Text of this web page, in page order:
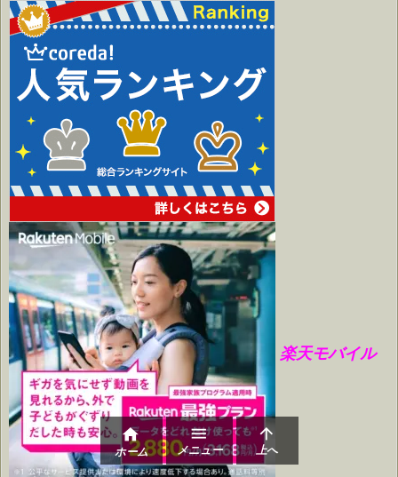
楽天モバイル

ホーム

メニュー

上へ